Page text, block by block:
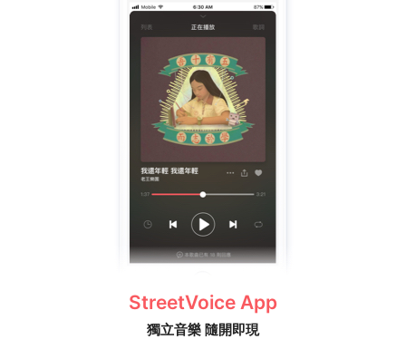
2022年06月28日，發行樂團第二張創作專輯《微光少
StreetVoice App
獨立音樂 隨開即現